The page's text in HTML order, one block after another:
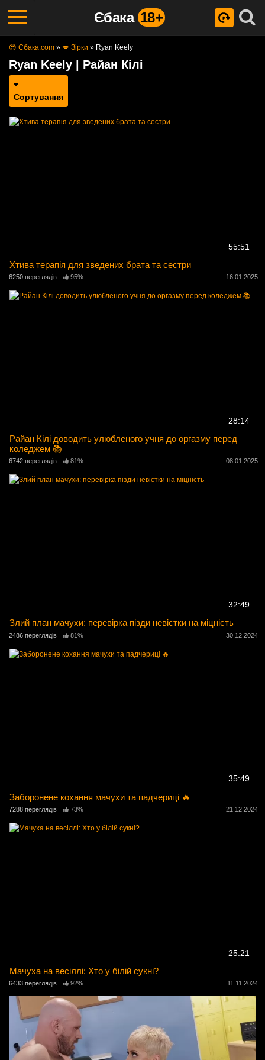
Єбака 18+
😎 Єбака.com » 💋 Зірки » Ryan Keely
Ryan Keely | Райан Кілі
Сортування
55:51
Хтива терапія для зведених брата та сестри
6250 переглядів 95% 16.01.2025
28:14
Райан Кілі доводить улюбленого учня до оргазму перед
коледжем 📚
6742 переглядів 81% 08.01.2025
32:49
Злий план мачухи: перевірка пізди невістки на міцність
2486 переглядів 81% 30.12.2024
35:49
Заборонене кохання мачухи та падчериці 🔥
7288 переглядів 73% 21.12.2024
25:21
Мачуха на весіллі: Хто у білій сукні?
6433 переглядів 92% 11.11.2024